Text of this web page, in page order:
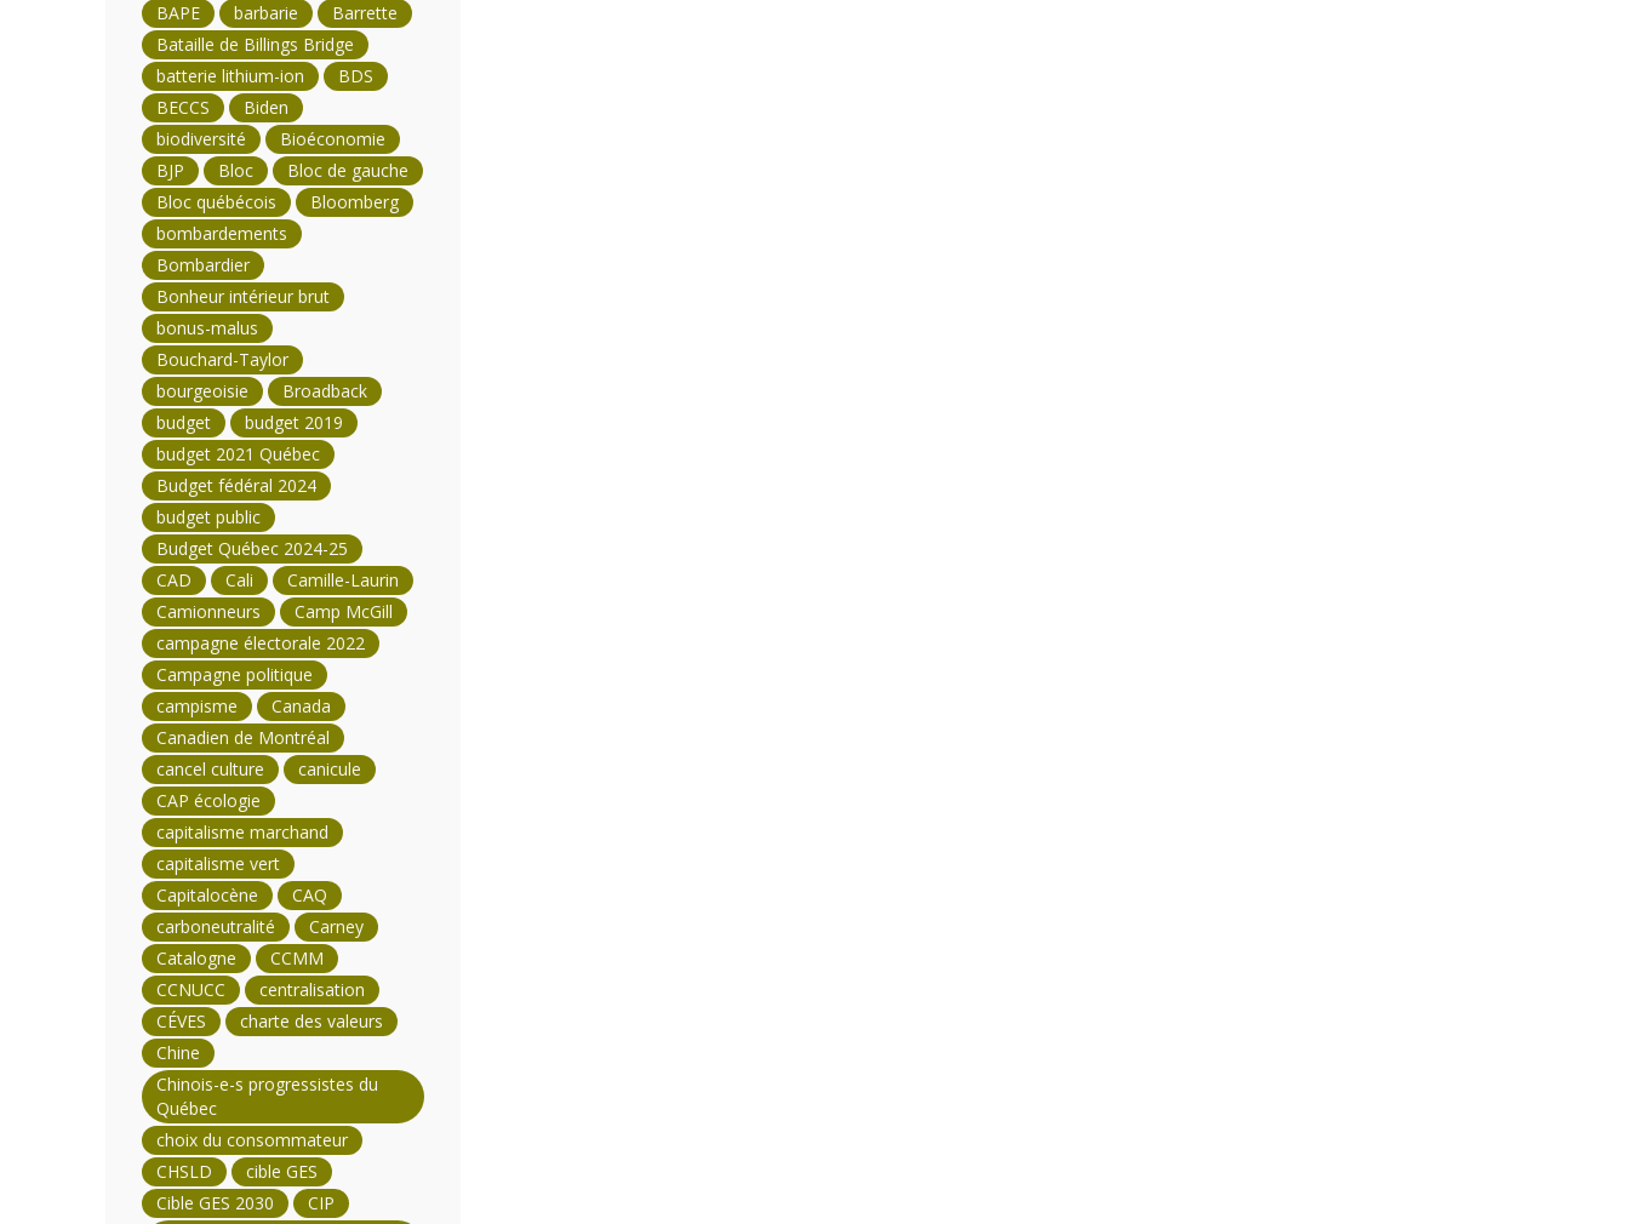
BAPE
barbarie
Barrette
Bataille de Billings Bridge
batterie lithium-ion
BDS
BECCS
Biden
biodiversité
Bioéconomie
BJP
Bloc
Bloc de gauche
Bloc québécois
Bloomberg
bombardements
Bombardier
Bonheur intérieur brut
bonus-malus
Bouchard-Taylor
bourgeoisie
Broadback
budget
budget 2019
budget 2021 Québec
Budget fédéral 2024
budget public
Budget Québec 2024-25
CAD
Cali
Camille-Laurin
Camionneurs
Camp McGill
campagne électorale 2022
Campagne politique
campisme
Canada
Canadien de Montréal
cancel culture
canicule
CAP écologie
capitalisme marchand
capitalisme vert
Capitalocène
CAQ
carboneutralité
Carney
Catalogne
CCMM
CCNUCC
centralisation
CÉVES
charte des valeurs
Chine
Chinois-e-s progressistes du
Québec
choix du consommateur
CHSLD
cible GES
Cible GES 2030
CIP